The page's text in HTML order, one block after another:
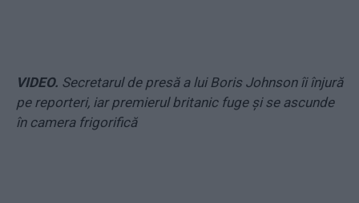
VIDEO. Secretarul de presă a lui Boris Johnson îi înjură
pe reporteri, iar premierul britanic fuge și se ascunde
în camera frigorifică